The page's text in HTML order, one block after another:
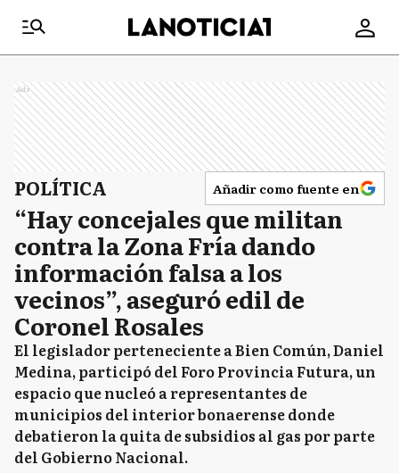
Ads
POLÍTICA Añadir como fuente en
“Hay concejales que militan
contra la Zona Fría dando
información falsa a los
vecinos”, aseguró edil de
Coronel Rosales
El legislador perteneciente a Bien Común, Daniel
Medina, participó del Foro Provincia Futura, un
espacio que nucleó a representantes de
municipios del interior bonaerense donde
debatieron la quita de subsidios al gas por parte
del Gobierno Nacional.